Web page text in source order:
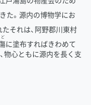
た。源内の博物学にお
たそれは、阿野郡川東村
に塗布すればきわめて
物心ともに源内を長く支